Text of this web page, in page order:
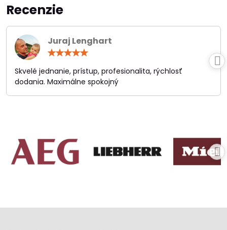
Recenzie
Juraj Lenghart
/
5
Skvelé jednanie, prístup, profesionalita, rýchlosť
dodania. Maximálne spokojný